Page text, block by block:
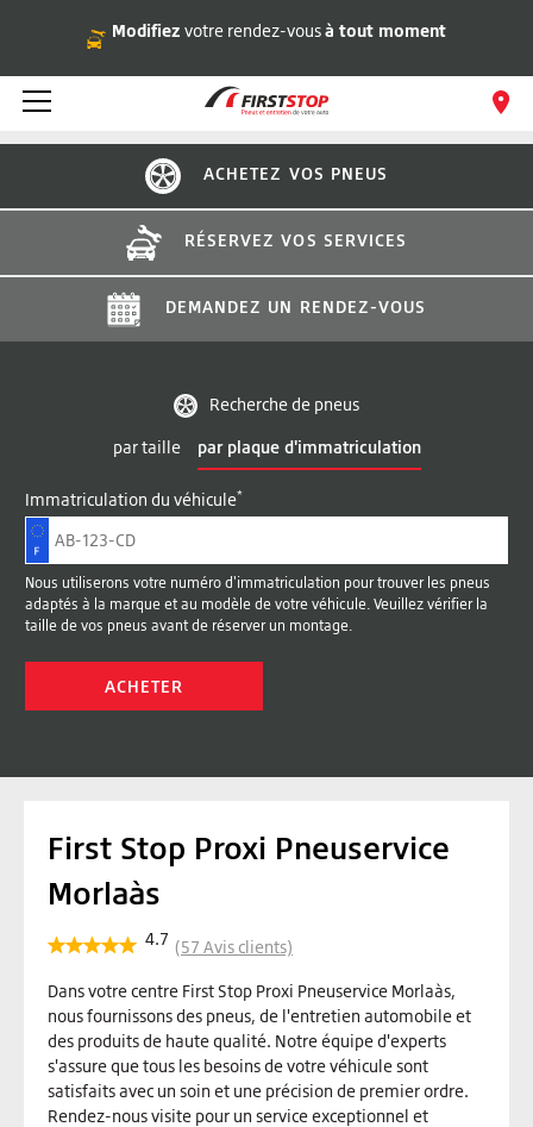
Modifiez votre rendez-vousà tout moment
ACHETEZ VOS PNEUS
RÉSERVEZ VOS SERVICES
DEMANDEZ UN RENDEZ-VOUS
Recherche de pneus
par taille par plaque d'immatriculation
Immatriculation du véhicule*
Nous utiliserons votre numéro d'immatriculation pour trouver les pneus
adaptés à la marque et au modèle de votre véhicule. Veuillez vérifier la
taille de vos pneus avant de réserver un montage.
ACHETER
First Stop Proxi Pneuservice
Morlaàs
4.7 (57 Avis clients)
Dans votre centre First Stop Proxi Pneuservice Morlaàs,
nous fournissons des pneus, de l'entretien automobile et
des produits de haute qualité. Notre équipe d'experts
s'assure que tous les besoins de votre véhicule sont
satisfaits avec un soin et une précision de premier ordre.
Rendez-nous visite pour un service exceptionnel et